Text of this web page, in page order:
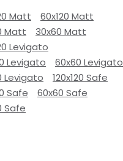
Matt
60x120 Matt
Matt
30x60 Matt
Levigato
Levigato
60x60 Levigato
Levigato
120x120 Safe
Safe
60x60 Safe
Safe